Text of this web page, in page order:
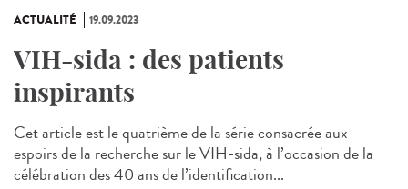
ACTUALITÉ 19.09.2023
VIH-sida : des patients
inspirants
Cet article est le quatrième de la série consacrée aux
espoirs de la recherche sur le VIH-sida, à l’occasion de la
célébration des 40 ans de l’identification...